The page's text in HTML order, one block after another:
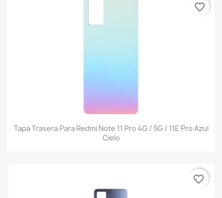
Tapa Trasera Para Redmi Note 11 Pro 4G / 5G / 11E Pro Azul
Cielo
favorite_border
favorite_border